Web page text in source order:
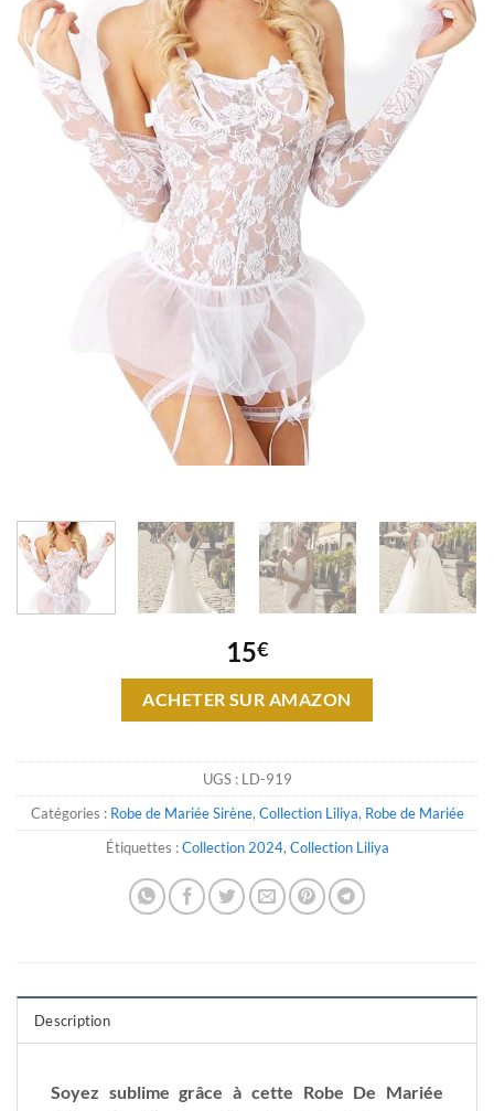
15€
ACHETER SUR AMAZON
UGS : LD-919
Catégories : Robe de Mariée Sirène, Collection Liliya, Robe de Mariée
Étiquettes :Collection 2024, Collection Liliya
Description
Soyez sublime grâce à cette Robe De Mariée